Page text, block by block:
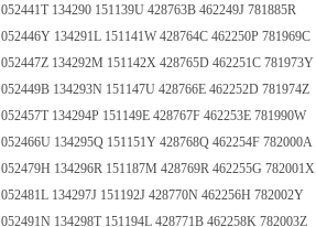
052441T 134290 151139U 428763B 462249J 781885R
052446Y 134291L 151141W 428764C 462250P 781969C
052447Z 134292M 151142X 428765D 462251C 781973Y
052449B 134293N 151147U 428766E 462252D 781974Z
052457T 134294P 151149E 428767F 462253E 781990W
052466U 134295Q 151151Y 428768Q 462254F 782000A
052479H 134296R 151187M 428769R 462255G 782001X
052481L 134297J 151192J 428770N 462256H 782002Y
052491N 134298T 151194L 428771B 462258K 782003Z